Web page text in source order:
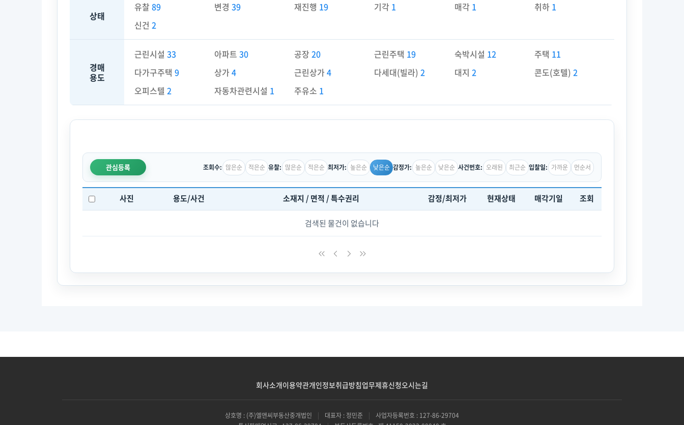
상태
유찰 89 변경39 재진행 19 기각 1 매각 1 취하 1
신건 2
경매
용도
근린시설 33 아파트30 공장20 근린주택 19 숙박시설 12 주택 11
다가구주택 9 상가4 근린상가4 다세대(빌라)2 대지 2 콘도(호텔) 2
오피스텔 2 자동차관련시설 1 주유소 1
관심등록 조회수: 많은순 적은순 유찰: 많은순 적은순 최저가: 높은순 낮은순 감정가: 높은순 낮은순 사건번호: 오래된 최근순 입찰일: 가까운 먼순서
사진 용도/사건 소재지 / 면적 / 특수권리 감정/최저가 현재상태 매각기일 조회
검색된 물건이 없습니다
회사소개이용약관개인정보취급방침업무제휴신청오시는길
상호명 : (주)엘앤씨부동산중개법인 | 대표자 : 정민준 |
사업자등록번호 : 127-86-29704